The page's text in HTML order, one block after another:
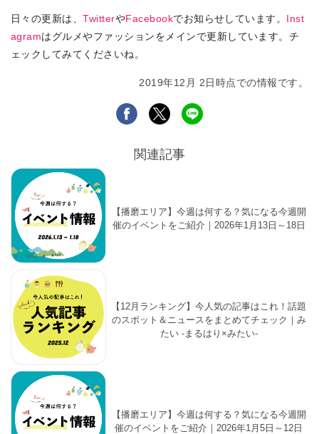
日々の更新は、TwitterやFacebookでお知らせしています。 Inst
agramはグルメやファッションをメインで更新しています。チ
ェックしてみてくださいね。
2019年12月 2日時点での情報です。
関連記事
【播磨エリア】今週は何する？気になる今週開
催のイベントをご紹介｜2026年1月13日～18日
【12月ランキング】今人気の記事はこれ！話題
のスポット＆ニュースをまとめてチェック｜み
たい -まるはり×みたい-
【播磨エリア】今週は何する？気になる今週開
催のイベントをご紹介｜2026年1月5日～12日